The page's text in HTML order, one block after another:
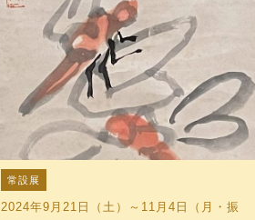
常設展
2024年9月21日（土）～11月4日（月・振